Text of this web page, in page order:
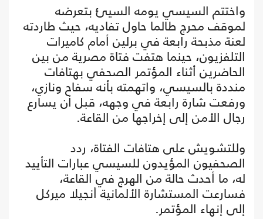
واختتم السيسي يومه السيئ بتعرضه
لموقف محرج طالما حاول تفاديه، حيث طاردته
لعنة مذبحة رابعة في برلين أمام كاميرات
التلفزيون، حينما هتفت فتاة مصرية من بين
الحاضرين أثناء المؤتمر الصحفي بهتافات
منددة بالسيسي، واتهمته بأنه سفاح ونازي،
ورفعت شارة رابعة في وجهه، قبل أن يسارع
رجال الأمن إلى إخراجها من القاعة.
وللتشويش على هتافات الفتاة، ردد
الصحفيون المؤيدون للسيسي عبارات التأييد
له، ما أحدث حالة من الهرج في القاعة،
فسارعت المستشارة الألمانية أنجيلا ميركل
إلى إنهاء المؤتمر.